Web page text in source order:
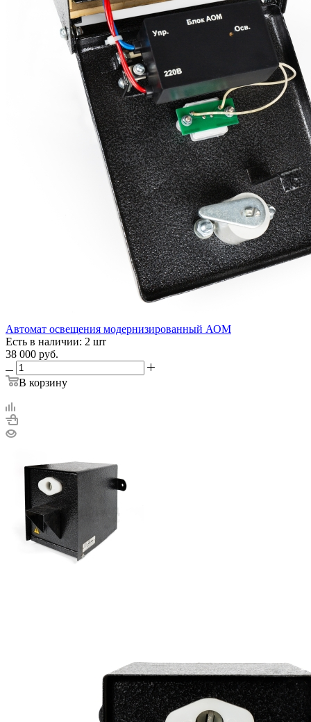
Автомат освещения модернизированный АОМ
Есть в наличии: 2 шт
38 000 руб.
В корзину